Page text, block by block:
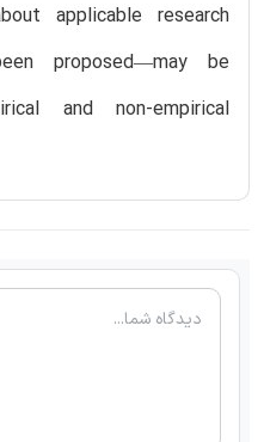
applicable research
proposed—may be
and non-empirical